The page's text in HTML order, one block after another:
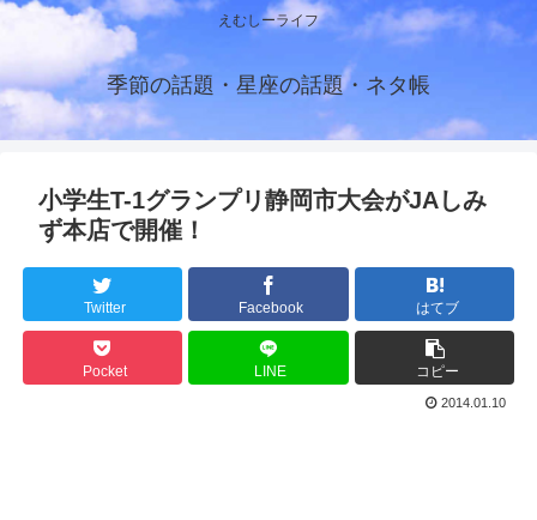
えむしーライフ
季節の話題・星座の話題・ネタ帳
小学生T-1グランプリ静岡市大会がJAしみ
ず本店で開催！
Twitter Facebook はてブ
Pocket LINE コピー
2014.01.10